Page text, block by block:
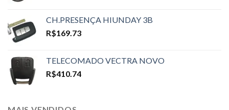
CH.PRESENÇA HIUNDAY 3B
R$169.73
TELECOMADO VECTRA NOVO
R$410.74